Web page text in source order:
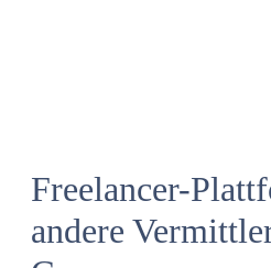
Freelancer-
andere